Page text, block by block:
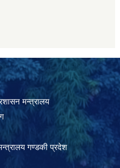
मन्त्रालय
गण्डकी प्रदेश